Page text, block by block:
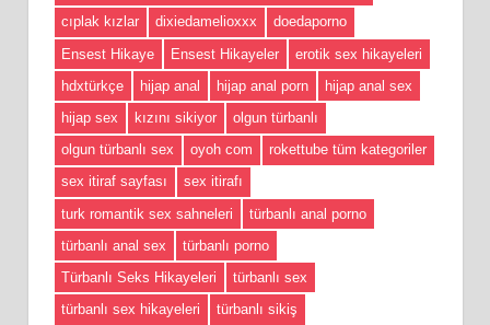
cıplak kızlar
dixiedamelioxxx
doedaporno
Ensest Hikaye
Ensest Hikayeler
erotik sex hikayeleri
hdxtürkçe
hijap anal hijap anal porn
hijap anal sex
hijap sex
kızını sikiyor
olgun türbanlı
olgun türbanlı sex
oyoh com
rokettube tüm kategoriler
sex itiraf sayfası
sex itirafı
turk romantik sex sahneleri
türbanlı anal porno
türbanlı anal sex
türbanlı porno
Türbanlı Seks Hikayeleri
türbanlı sex
türbanlı sex hikayeleri
türbanlı sikiş